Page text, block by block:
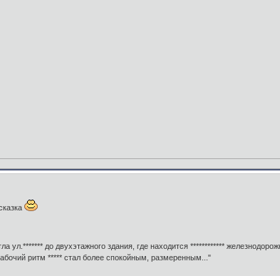
ул.******* до двухэтажного здания, где находится ************
ритм ***** стал более спокойным, размеренным..."